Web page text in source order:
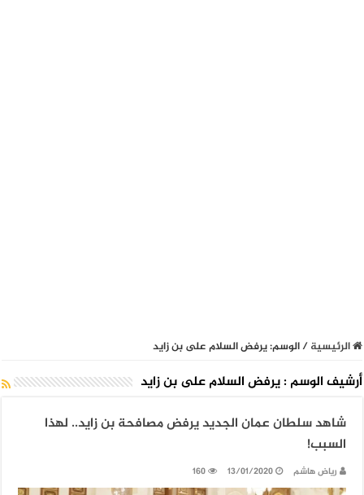
الرئيسية/الوسم:يرفض السلام على بن زايد
أرشيف الوسم :يرفض السلام على بن زايد
شاهد سلطان عمان الجديد يرفض مصافحة بن زايد.. لهذا
السبب!
رياض هاشم 13/01/2020
160